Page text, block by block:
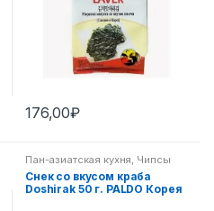
176,00₽
Пан-азиатская кухня, Чипсы
Снек со вкусом краба
Doshirak 50 г. PALDO Корея